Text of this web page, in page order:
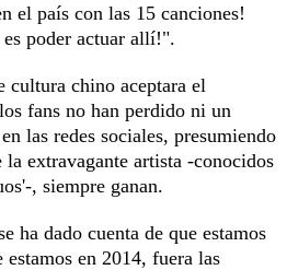
el país con las 15 canciones!
poder actuar allí!".
cultura chino aceptara el
fans no han perdido ni un
las redes sociales, presumiendo
la extravagante artista -conocidos
, siempre ganan.
ha dado cuenta de que estamos
en 2014, fuera las